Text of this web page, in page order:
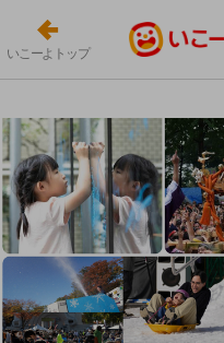
いこーよトップ